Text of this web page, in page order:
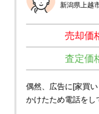
新潟県上越
売却価
査定価
偶然、広告に[家買
かけたため電話をし